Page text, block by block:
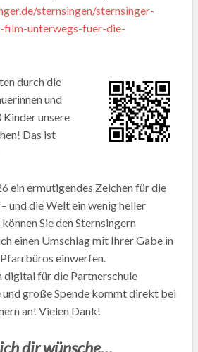
sternsingen/sternsinger-
film-unterwegs-fuer-die-
durch die
und
unsere
Das ist
ein ermutigendes Zeichen für die
und die Welt ein wenig heller
Sie den Sternsingern
einen Umschlag mit Ihrer Gabe in
einwerfen.
digital für die Partnerschule
und große Spende kommt direkt bei
an! Vielen Dank!
dir wünsche…